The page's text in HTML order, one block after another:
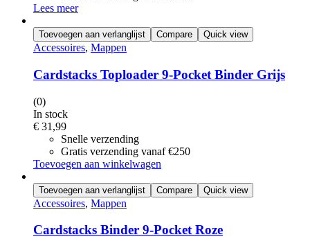
Lees meer
Toevoegen aan verlanglijst Compare Quick view
Accessoires, Mappen
Cardstacks Toploader 9-Pocket Binder Grijs
(0)
In stock
€ 31,99
Snelle verzending
Gratis verzending vanaf €250
Toevoegen aan winkelwagen
Toevoegen aan verlanglijst Compare Quick view
Accessoires, Mappen
Cardstacks Binder 9-Pocket Roze